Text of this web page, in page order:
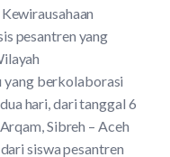
pesantren yang
yang berkolaborasi
hari, dari tanggal 6
Sibreh – Aceh
siswa pesantren